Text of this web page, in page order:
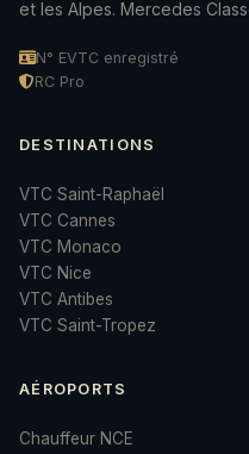
et les Alpes. Mercedes
N° EVTC enregistré
RC Pro
DESTINATIONS
VTC Saint-Raphaël
VTC Cannes
VTC Monaco
VTC Nice
VTC Antibes
VTC Saint-Tropez
AÉROPORTS
Chauffeur NCE